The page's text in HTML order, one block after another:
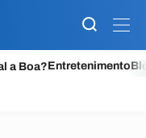
a Boa?Entretenimento